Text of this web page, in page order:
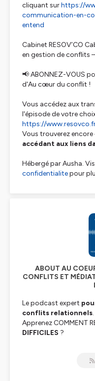
cliquant surhttps://
communication-en-
entend
Cabinet RESOV’CO
en gestion de conflits
📢 ABONNEZ-VOUS
d'Au cœur du conflit !
Vous accédez aux
l'épisode de votre
https://
Vous trouverez
accédant aux liens
Hébergé par Ausha.
confidentialitepour
ABOUT AU
CONFLITS ET
Le podcast expert
conflits relationnels.
Apprenez COMMENT
DIFFICILES ?
méthodes éprouvées